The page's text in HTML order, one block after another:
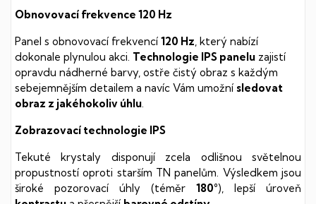
Obnovovací frekvence 120 Hz
Panel s obnovovací frekvencí 120 Hz , který nabízí
dokonale plynulou akci. Technologie IPS panelu zajistí
opravdu nádherné barvy, ostře čistý obraz s každým
sebejemnějším detailem a navíc Vám umožní sledovat
obraz z jakéhokoliv úhlu
Zobrazovací technologie IPS
Tekuté krystaly disponují zcela odlišnou světelnou
propustností oproti starším TN panelům. Výsledkem jsou
široké pozorovací úhly (téměr 180°), lepší úroveň